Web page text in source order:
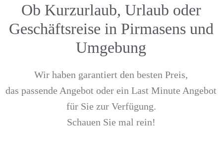
Ob Kurzurlaub, Urlaub oder
Geschäftsreise in Pirmasens und
Umgebung
Wir haben garantiert den besten Preis,
das passende Angebot oder ein Last Minute Angebot
für Sie zur Verfügung.
Schauen Sie mal rein!